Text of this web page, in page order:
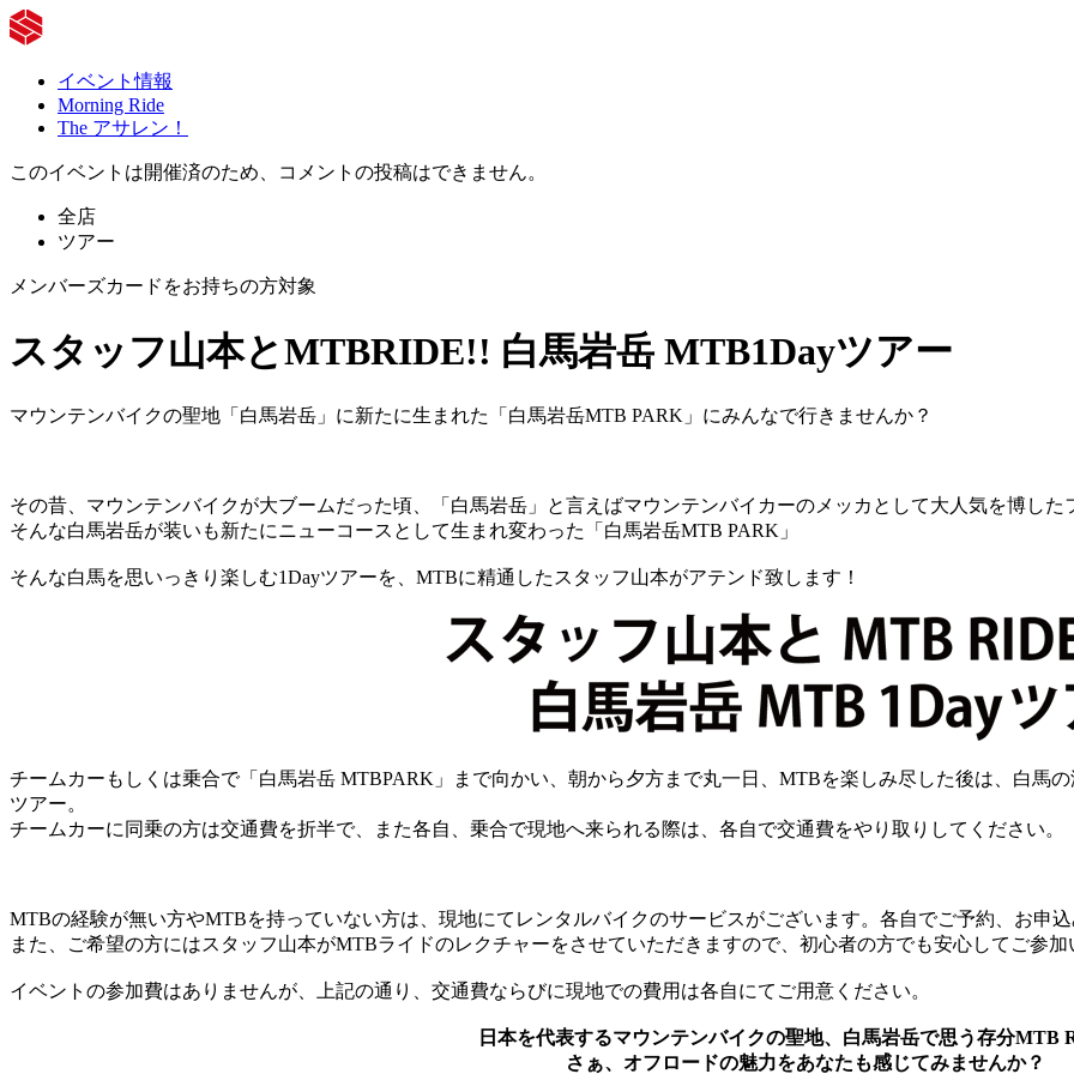
イベント情報
Morning Ride
The アサレン！
このイベントは開催済のため、コメントの投稿はできません。
全店
ツアー
メンバーズカードをお持ちの方対象
スタッフ山本とMTBRIDE!! 白馬岩岳 MTB1Dayツアー
マウンテンバイクの聖地「白馬岩岳」に新たに生まれた「白馬岩岳MTB PARK」にみんなで行きませんか？
その昔、マウンテンバイクが大ブームだった頃、「白馬岩岳」と言えばマウンテンバイカーのメッカとして大人気を博した
そんな白馬岩岳が装いも新たにニューコースとして生まれ変わった「白馬岩岳MTB PARK」
そんな白馬を思いっきり楽しむ1Dayツアーを、MTBに精通したスタッフ山本がアテンド致します！
チームカーもしくは乗合で「白馬岩岳 MTBPARK」まで向かい、朝から夕方まで丸一日、MTBを楽しみ尽した後は、白馬
ツアー。
チームカーに同乗の方は交通費を折半で、また各自、乗合で現地へ来られる際は、各自で交通費をやり取りしてください。
MTBの経験が無い方やMTBを持っていない方は、現地にてレンタルバイクのサービスがございます。各自でご予約、お申込
また、ご希望の方にはスタッフ山本がMTBライドのレクチャーをさせていただきますので、初心者の方でも安心してご参加
イベントの参加費はありませんが、上記の通り、交通費ならびに現地での費用は各自にてご用意ください。
日本を代表するマウンテンバイクの聖地、白馬岩岳で思う存分MTB
さぁ、オフロードの魅力をあなたも感じてみませんか？